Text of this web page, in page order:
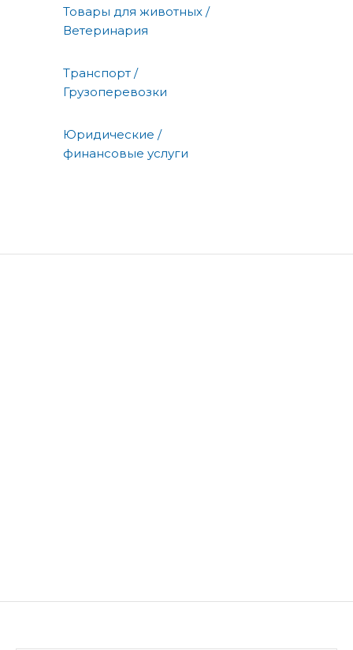
Товары для животных /
Ветеринария
Транспорт /
Грузоперевозки
Юридические /
финансовые услуги